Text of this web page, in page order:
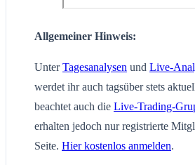
Allgemeiner Hinweis:
UnterTagesanalysen und Live-
werdet ihr auch tagsüber stets
beachtet auch die Live-Trading-
erhalten jedoch nur registrierte
Seite. Hier kostenlos anmelden.